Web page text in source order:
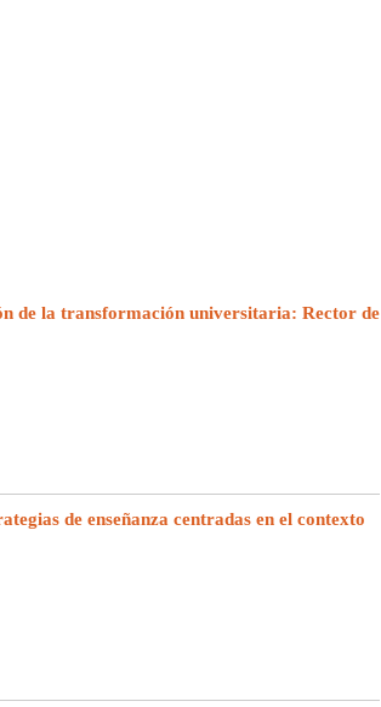
de la transformación universitaria: Rector de
de enseñanza centradas en el contexto